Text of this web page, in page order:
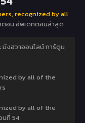
recognized by all
ตอน อัพเดทตอนล่าสุด
งฮวาออนไลน์ การ์ตูน
by all of the
by all of the
นที่ 54